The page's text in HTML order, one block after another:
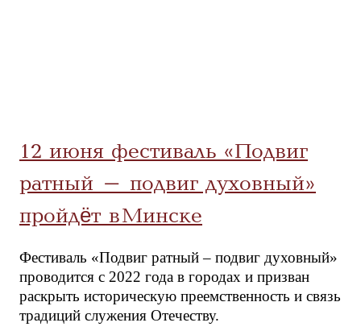
12 июня фестиваль «Подвиг
ратный – подвиг духовный»
пройдёт в Минске
Фестиваль «Подвиг ратный – подвиг духовный»
проводится с 2022 года в городах и призван
раскрыть историческую преемственность и связь
традиций служения Отечеству.